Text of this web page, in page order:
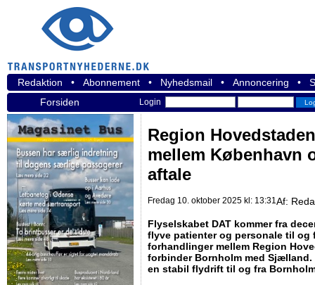
Redaktion • Abonnement • Nyhedsmail • Annoncering •
Forsiden
Login
Region
mellem København
aftale
Fredag 10. oktober 2025 kl: 13:31Af:
​Flyselskabet DAT kommer fra
flyve patienter og personale til og
forhandlinger mellem ​Region
forbinder Bornholm med
en stabil flydrift til og fra